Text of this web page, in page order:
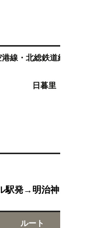
線・北総鉄道線 有料
日暮里（ＪＲ山
駅発→明治神
ルート